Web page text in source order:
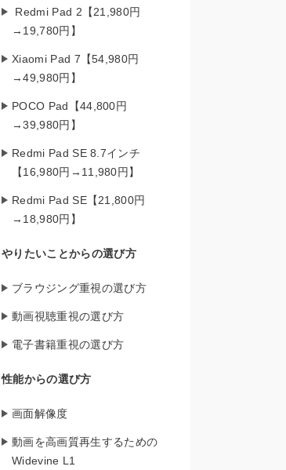
Redmi Pad 2【21,980円
→19,780円】
Xiaomi Pad 7【54,980円
→49,980円】
POCO Pad【44,800円
→39,980円】
Redmi Pad SE 8.7インチ
【16,980円→11,980円】
Redmi Pad SE【21,800円
→18,980円】
やりたいことからの選び方
ブラウジング重視の選び方
動画視聴重視の選び方
電子書籍重視の選び方
性能からの選び方
画面解像度
動画を高画質再生するための
Widevine L1